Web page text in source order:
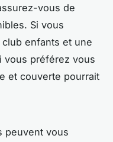
vous de
Si vous
enfants et une
vous préférez vous
et couverte pourrait
peuvent vous